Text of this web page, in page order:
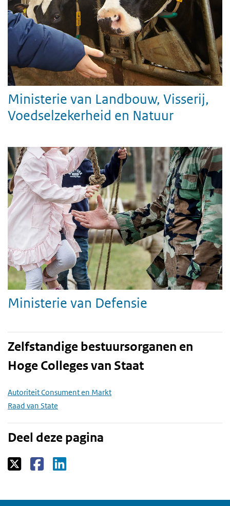
Ministerie van Landbouw, Visserij,
Voedselzekerheid en Natuur
Ministerie van Defensie
Zelfstandige bestuursorganen en
Hoge Colleges van Staat
Autoriteit Consument en Markt
Raad van State
Deel deze pagina